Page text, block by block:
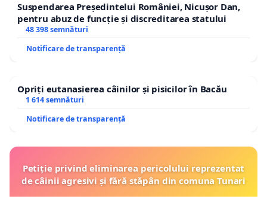
Suspendarea Președintelui României, Nicușor Dan,
pentru abuz de funcție și discreditarea statului
48 398 semnături
Notificare de transparență
Opriți eutanasierea câinilor și pisicilor în Bacău
1 614 semnături
Notificare de transparență
Petiție privind eliminarea pericolului reprezentat
de câinii agresivi și fără stăpân din comuna Tunari